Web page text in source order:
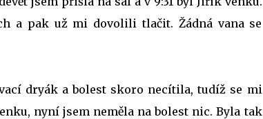
a pak už mi dovolili tlačit. Žádná vana se
dryák a bolest skoro necítila, tudíž se mi
nyní jsem neměla na bolest nic. Byla tak